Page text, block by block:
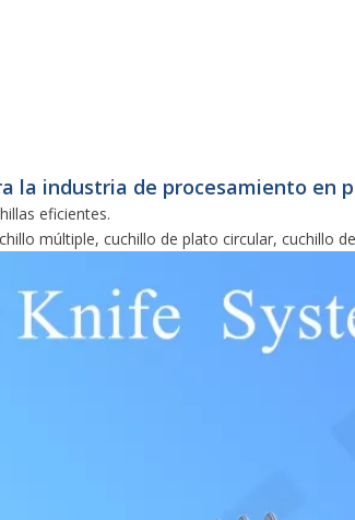
la industria de procesamiento en
eficientes.
múltiple, cuchillo de plato circular, cuchillo